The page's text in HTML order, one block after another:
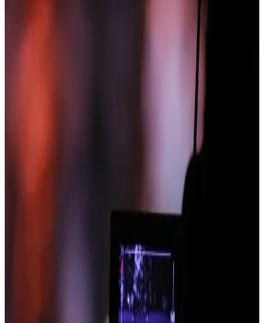
Ritnice Kadın Rena Kemerli Likralı Siyah Palazzo
Ritnice markasının yüksek bel, likralı ve şık tasarıma sahip siyah
palazzo pantolonu, rahatlık ve şıklığı bir arada sunuyor. Esnek
kumaşıyla hareket özgürlüğü sağlar, günlük ve özel
Genel Markalar Vizon Saten Babydoll Şort Takımı:
Vizon renkli saten babydoll şort takımı, rahatlık ve şıklığı bir arada
sunar. %100 polyester, kolay bakım ve günlük kullanım
Kadın Sneakers ve Mont Kombinasyonları: Şıklık
Kadınlar için sneakers ve mont uyumu, rahatlık ve şıklığı bir araya
getirerek günlük ve spor tarzlara uyum sağlar. Renk ve model
seçimleriyle trendleri yakalayın.
Zara Tüylü Ceketler: Şık ve Konforlu Kış ve
Sonbahar Moda Parçaları